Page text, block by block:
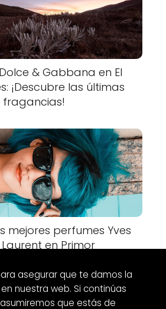
& Gabbana en El
¡Descubre las últimas
fragancias!
mejores perfumes Yves
en Primor
asegurar que te damos la
nuestra web. Si continúas
que estás de